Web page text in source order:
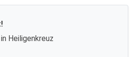
Heiligenkreuz